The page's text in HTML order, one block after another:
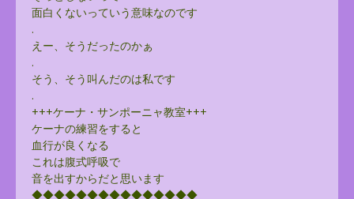
面白くないっていう意味なのです
.
えー、そうだったのかぁ
.
そう、そう叫んだのは私です
.
+++ケーナ・サンポーニャ教室+++
ケーナの練習をすると
血行が良くなる
これは腹式呼吸で
音を出すからだと思います
◆◆◆◆◆◆◆◆◆◆◆◆◆◆◆